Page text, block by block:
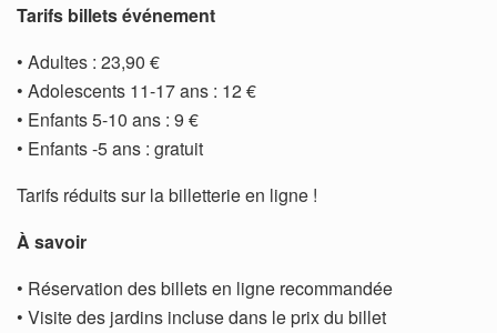
Tarifs billets événement
• Adultes : 23,90 €
• Adolescents 11-17 ans : 12 €
• Enfants 5-10 ans : 9 €
• Enfants -5 ans : gratuit
Tarifs réduits sur la billetterie en ligne !
À savoir
• Réservation des billets en ligne recommandée
• Visite des jardins incluse dans le prix du billet